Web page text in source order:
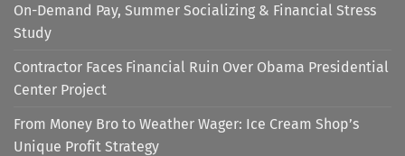
On-Demand Pay, Summer Socializing & Financial Stress
Study
Contractor Faces Financial Ruin Over Obama Presidential
Center Project
From Money Bro to Weather Wager: Ice Cream Shop’s
Unique Profit Strategy